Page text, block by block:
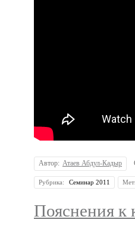
Автор: Атаев Абдул-Кадыр
Рубрика: Семинар 2011
Пояснения к